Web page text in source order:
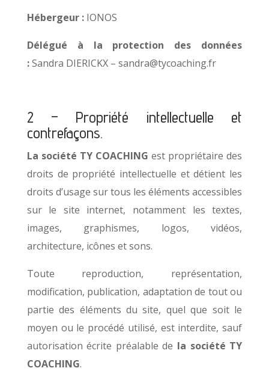
Hébergeur : IONOS
Délégué à la protection des données
:Sandra DIERICKX – sandra@tycoaching.fr
2 – Propriété intellectuelle et
contrefaçons.
La société TY COACHING est propriétaire des
droits de propriété intellectuelle et détient les
droits d’usage sur tous les éléments accessibles
sur le site internet, notamment les textes,
images, graphismes, logos, vidéos,
architecture, icônes et sons.
Toute reproduction, représentation,
modification, publication, adaptation de tout ou
partie des éléments du site, quel que soit le
moyen ou le procédé utilisé, est interdite, sauf
autorisation écrite préalable de la société TY
COACHING.